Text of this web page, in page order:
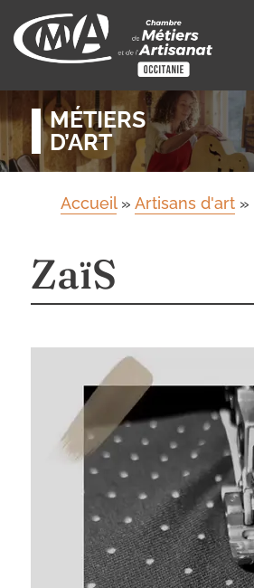
MÉTIERS
D’ART
Accueil»Artisans d'art »
ZaïS